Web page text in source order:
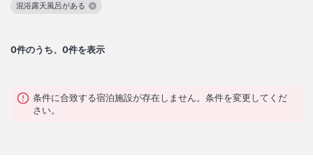
0件のうち、0件を表示
混浴露天風呂がある
この絞り込み条件を解除
条件に合致する宿泊施設が存在しません。条件を変更してくだ
さい。